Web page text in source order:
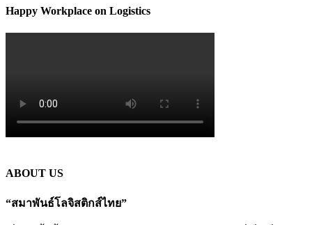
Happy Workplace on Logistics
ABOUT US
“สมาพันธ์โลจิสติกส์ไทย”